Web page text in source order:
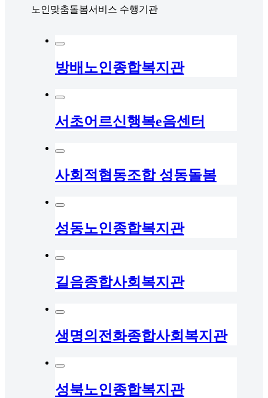
노인맞춤돌봄서비스 수행기관
방배노인종합복지관
서초어르신행복e음센터
사회적협동조합 성동돌봄
성동노인종합복지관
길음종합사회복지관
생명의전화종합사회복지관
성북노인종합복지관